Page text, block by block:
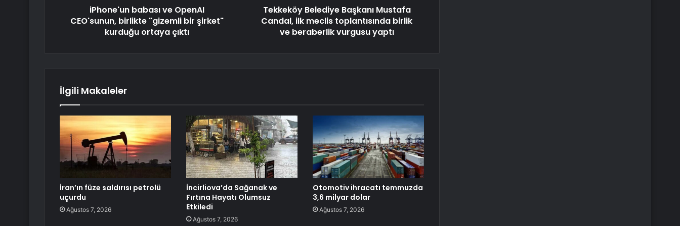
iPhone'un babası ve OpenAI
CEO'sunun, birlikte "gizemli bir şirket"
kurduğu ortaya çıktı
Tekkeköy Belediye Başkanı Mustafa
Candal, ilk meclis toplantısında birlik
ve beraberlik vurgusu yaptı
İlgili Makaleler
İran’ın füze saldırısı petrolü
uçurdu
Ağustos 7, 2026
İncirliova’da Sağanak ve
Fırtına Hayatı Olumsuz
Etkiledi
Ağustos 7, 2026
Otomotiv ihracatı temmuzda
3,6 milyar dolar
Ağustos 7, 2026